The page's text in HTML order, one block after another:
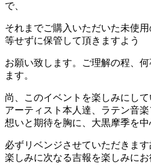
で、
それまでご購入いただいた未使
等せずに保管して頂きますよう
お願い致します。ご理解の程、
ます。
尚、このイベントを楽しみにし
アーティスト本人達、ラテン音
想いと期待を胸に、大黒摩季を
必ずリベンジさせていただきます
楽しみに次なる吉報を楽しみにお